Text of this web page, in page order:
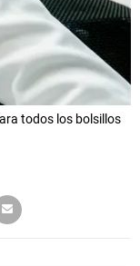
todos los bolsillos